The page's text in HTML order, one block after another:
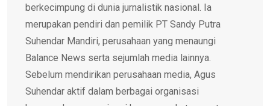
berkecimpung di dunia jurnalistik nasional. Ia
merupakan pendiri dan pemilik PT Sandy Putra
Suhendar Mandiri, perusahaan yang menaungi
Balance News serta sejumlah media lainnya.
Sebelum mendirikan perusahaan media, Agus
Suhendar aktif dalam berbagai organisasi